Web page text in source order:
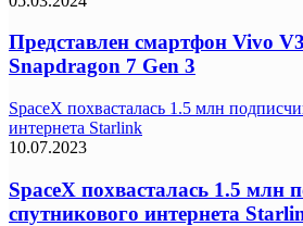
Представлен смартфон Vivo
Snapdragon 7 Gen 3
SpaceX похвасталась 1.5 млн
интернета Starlink
10.07.2023
SpaceX похвасталась 1.5 млн
спутникового интернета